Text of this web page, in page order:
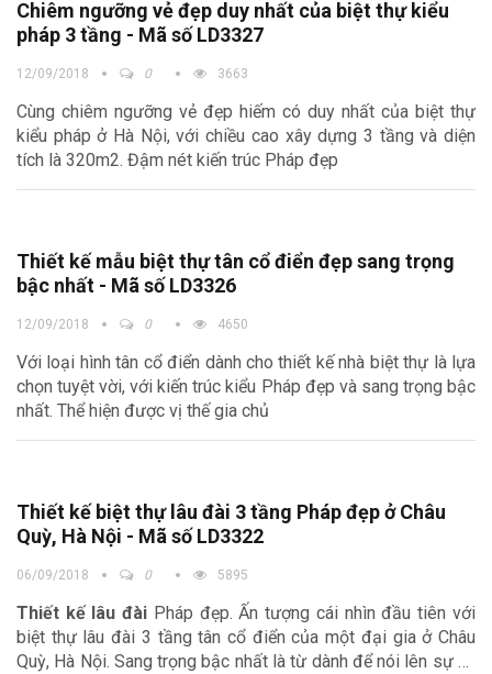
Chiêm ngưỡng vẻ đẹp duy nhất của biệt thự kiểu
pháp 3 tầng - Mã số LD3327
12/09/2018 0 3663
Cùng chiêm ngưỡng vẻ đẹp hiếm có duy nhất của biệt thự
kiểu pháp ở Hà Nội, với chiều cao xây dựng 3 tầng và diện
tích là 320m2. Đậm nét kiến trúc Pháp đẹp
Thiết kế mẫu biệt thự tân cổ điển đẹp sang trọng
bậc nhất - Mã số LD3326
12/09/2018 0 4650
Với loại hình tân cổ điển dành cho thiết kế nhà biệt thự là lựa
chọn tuyệt vời, với kiến trúc kiểu Pháp đẹp và sang trọng bậc
nhất. Thể hiện được vị thế gia chủ
Thiết kế biệt thự lâu đài 3 tầng Pháp đẹp ở Châu
Quỳ, Hà Nội - Mã số LD3322
06/09/2018 0 5895
Thiết kế lâu đài Pháp đẹp. Ấn tượng cái nhìn đầu tiên với
biệt thự lâu đài 3 tầng tân cổ điển của một đại gia ở Châu
Quỳ, Hà Nội. Sang trọng bậc nhất là từ dành để nói lên sự xa